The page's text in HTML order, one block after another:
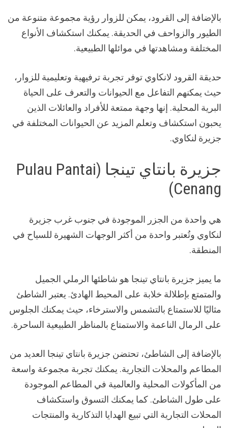
بالإضافة إلى القرود، يمكن للزوار رؤية مجموعة متنوعة من
الطيور والزواحف في الحديقة. يمكنك استكشاف الأنواع
المختلفة ومشاهدتها في موائلها الطبيعية.
حديقة القرود لانكاوي توفر تجربة ترفيهية وتعليمية للزوار،
حيث يمكنهم التفاعل مع الحيوانات والتعرف على الحياة
البرية المحلية. إنها وجهة ممتعة للأفراد والعائلات الذين
يحبون استكشاف وتعلم المزيد عن الحيوانات المختلفة في
جزيرة لنكاوي.
جزيرة بانتاي تينجا (Pulau Pantai
Cenang)
هي واحدة من الجزر الموجودة في جنوب غرب جزيرة
لنكاوي وتُعتبر واحدة من أكثر الوجهات الشهيرة للسياح في
المنطقة.
ما يميز جزيرة بانتاي تينجا هو شاطئها الرملي الجميل
والمتمتع بإطلالة خلابة على المحيط الهادئ. يعتبر الشاطئ
مثاليًا للاستمتاع بالتشمس والاسترخاء، حيث يمكنك الجلوس
على الرمال الناعمة والاستمتاع بالمناظر الطبيعية الساحرة.
بالإضافة إلى الشاطئ، تحتضن جزيرة بانتاي تينجا العديد من
المطاعم والمحلات التجارية. يمكنك تجربة مجموعة واسعة
من المأكولات المحلية والعالمية في المطاعم الموجودة
على طول الشاطئ. كما يمكنك التسوق واستكشاف
المحلات التجارية التي تبيع الهدايا التذكارية والمنتجات